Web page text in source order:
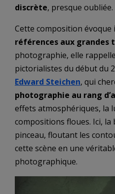
discrète, presque oubliée.
Cette composition
références aux grandes
photographie, elle
pictorialistes du début du
Edward Steichen, qui
photographie au rang
effets atmosphériques, la
compositions floues. Ici,
pinceau, floutant les
cette scène en une
photographique.